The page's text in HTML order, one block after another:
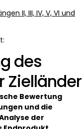
II, III, IV, V, VI und
des
Zielländer
Bewertung
und die
der